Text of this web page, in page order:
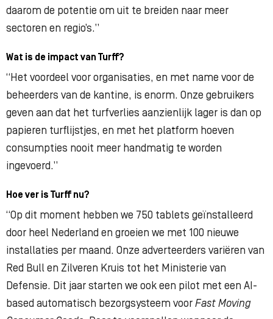
daarom de potentie om uit te breiden naar meer
sectoren en regio’s.”
Wat is de impact van Turff?
“Het voordeel voor organisaties, en met name voor de
beheerders van de kantine, is enorm. Onze gebruikers
geven aan dat het turfverlies aanzienlijk lager is dan op
papieren turflijstjes, en met het platform hoeven
consumpties nooit meer handmatig te worden
ingevoerd.”
Hoe ver is Turff nu?
“Op dit moment hebben we 750 tablets geïnstalleerd
door heel Nederland en groeien we met 100 nieuwe
installaties per maand. Onze adverteerders variëren van
Red Bull en Zilveren Kruis tot het Ministerie van
Defensie. Dit jaar starten we ook een pilot met een AI-
based automatisch bezorgsysteem voor Fast Moving